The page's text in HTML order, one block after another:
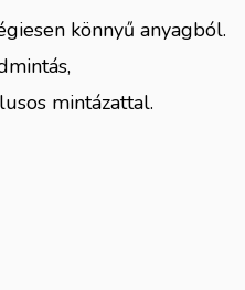
könnyű anyagból.
mintázattal.